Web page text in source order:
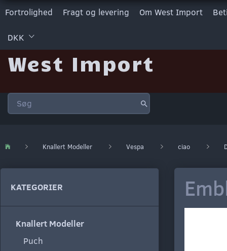
Fortrolighed Fragt og levering Om West Import
DKK
West Import
Knallert Modeller Vespa ciao
KATEGORIER
Knallert Modeller
Puch